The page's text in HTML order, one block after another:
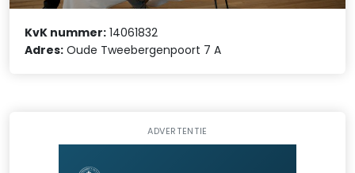
KvK nummer: 14061832
Adres: Oude Tweebergenpoort 7 A
ADVERTENTIE